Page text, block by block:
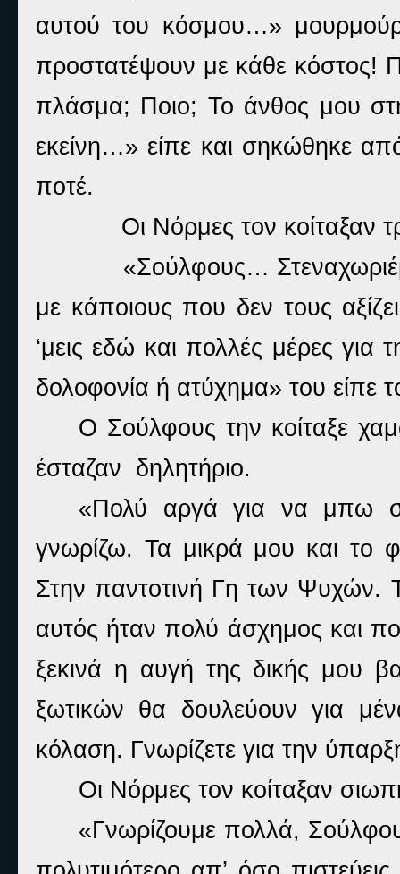
αυτού του κόσμου…»
προστατέψουν με κάθε κόστος!
πλάσμα; Ποιο; Το άνθος μου
εκείνη…» είπε και σηκώθηκε
ποτέ.
Οι Νόρμες τον κοίταξαν
«Σούλφους…
με κάποιους που δεν τους
‘μεις εδώ και πολλές μέρες
δολοφονία ή ατύχημα» του είπε
Ο Σούλφους την κοίταξε
έσταζαν δηλητήριο.
«Πολύ αργά για να μπω
γνωρίζω. Τα μικρά μου και το
Στην παντοτινή Γη των Ψυχών.
αυτός ήταν πολύ άσχημος και
ξεκινά η αυγή της δικής μου
ξωτικών θα δουλεύουν για
κόλαση. Γνωρίζετε για την
Οι Νόρμες τον κοίταξαν
«Γνωρίζουμε πολλά,